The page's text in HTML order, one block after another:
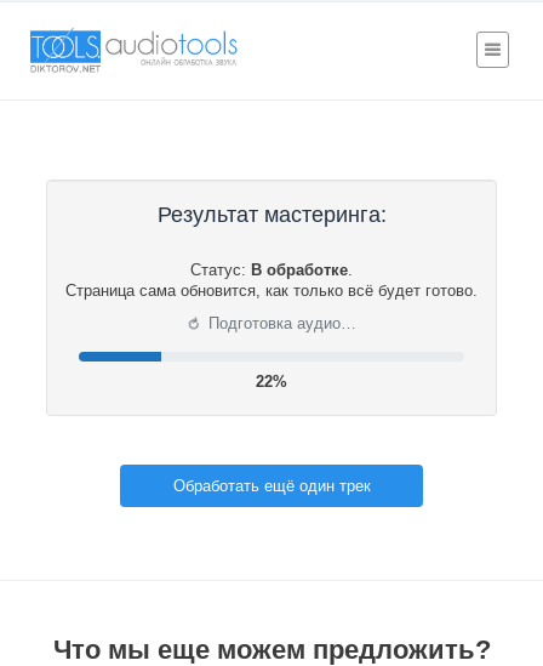
Результат мастеринга:
Статус: В обработке.
Страница сама обновится, как только всё будет готово.
⟳ Подготовка аудио…
22%
Обработать ещё один трек
Что мы еще можем предложить?